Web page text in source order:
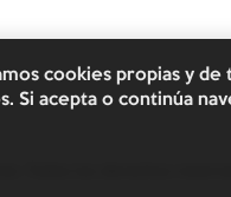
cookies propias y
Si acepta o continúa